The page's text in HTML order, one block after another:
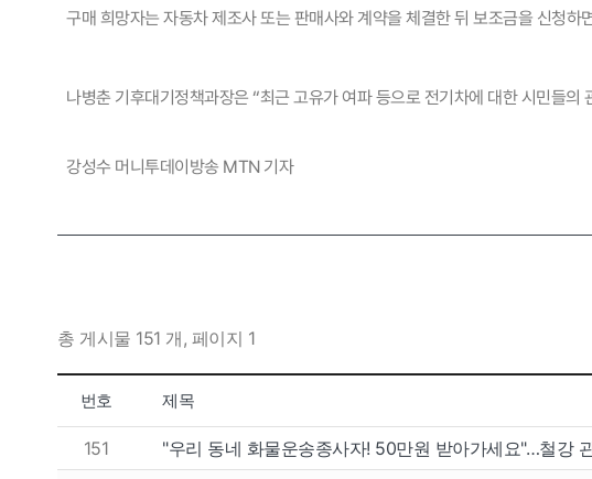
팔고
법인넘버
사고
구매 희망자는 자동차 제조사 또는 판매사와 계약을 체결한 뒤 보조금을 신청
나병춘 기후대기정책과장은 “최근 고유가 여파 등으로 전기차에 대한 시민들
강성수 머니투데이방송 MTN 기자
총 게시물 151 개, 페이지 1
번호 제목
151 "우리 동네 화물운송종사자! 50만원 받아가세요"…철강